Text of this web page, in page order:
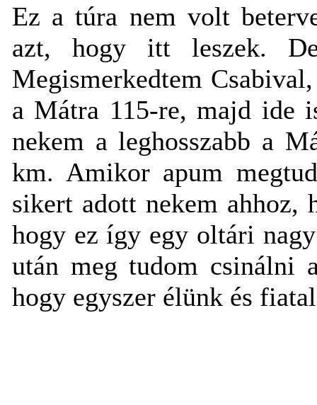
Ez a túra nem volt
azt, hogy itt leszek.
Megismerkedtem
a Mátra 115-re, majd ide
nekem a leghosszabb a
km. Amikor apum
sikert adott nekem ahhoz,
hogy ez így egy oltári
után meg tudom
hogy egyszer élünk és